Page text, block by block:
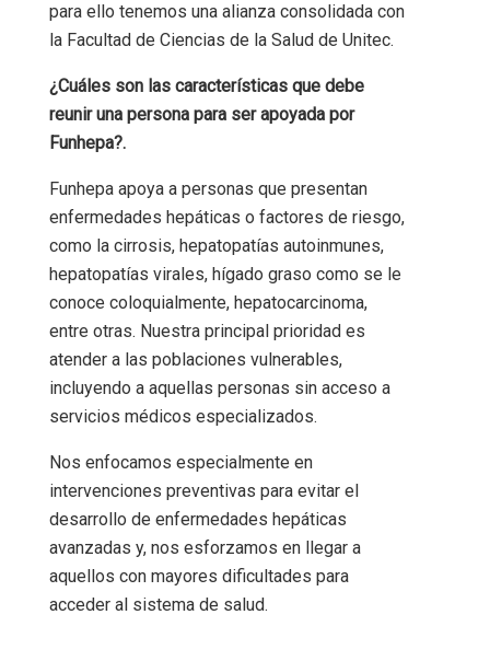
para ello tenemos una alianza consolidada con
la Facultad de Ciencias de la Salud de Unitec.
¿Cuáles son las características que debe
reunir una persona para ser apoyada por
Funhepa?.
Funhepa apoya a personas que presentan
enfermedades hepáticas o factores de riesgo,
como la cirrosis, hepatopatías autoinmunes,
hepatopatías virales, hígado graso como se le
conoce coloquialmente, hepatocarcinoma,
entre otras. Nuestra principal prioridad es
atender a las poblaciones vulnerables,
incluyendo a aquellas personas sin acceso a
servicios médicos especializados.
Nos enfocamos especialmente en
intervenciones preventivas para evitar el
desarrollo de enfermedades hepáticas
avanzadas y, nos esforzamos en llegar a
aquellos con mayores dificultades para
acceder al sistema de salud.